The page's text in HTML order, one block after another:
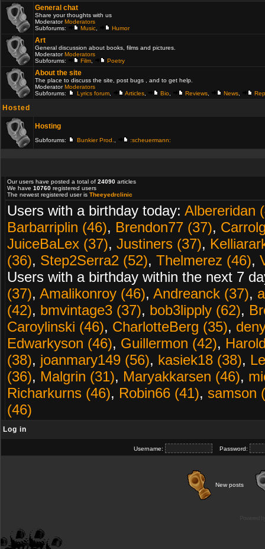
General chat
Share your thoughts with us
ModeratorModerators
Subforums:
Music Humor
Art
General discussion about books, films and pictures.
ModeratorModerators
Subforums:
Film Poetry
About the site
The place to discuss the site, post bugs , and to get help.
ModeratorModerators
Subforums:
Lyrics forum Articles Bio Reviews News
Hosted
Hosting
Subforums: Bunkier Prod. :scheuermann:
Our users have posted a total of 24090 articles
We have 10760 registered users
The newest registered user is Theeyedrclinic
Users with a birthday today: Albereridan
Barbarriplin (46), Brendon77 (37),
JuiceBaLex (37), Justiners (37),
(36), Step2Serra2 (52), Thelmerez (46),
Users with a birthday within the next 7
(37), Amalikonroy (46), Andreanck (37),
(42), bmvintage3 (37), bob3lipply (62),
Caroylinski (46), CharlotteBerg (35),
Edwarkyson (46), Guillermon (42),
(38), joanmary149 (56), kasiek18 (38),
(36), Malgrin (31), Maryakkarsen (46),
Richarkurns (46), Robin66 (41), samson
(46)
Log in
Username: Password:
New posts